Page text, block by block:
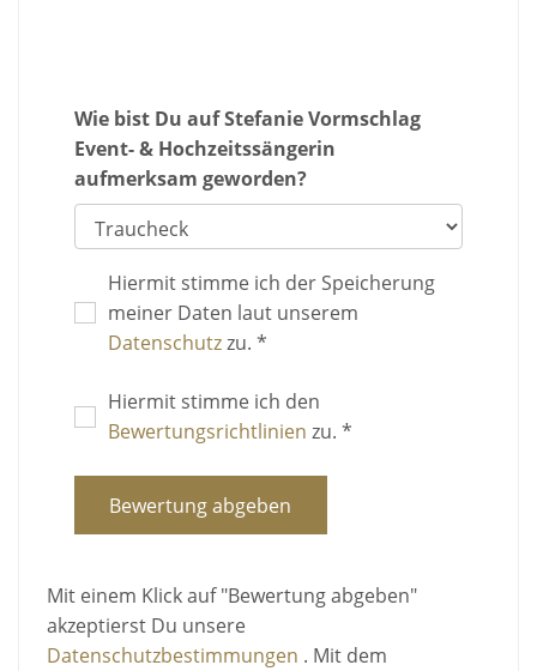
Wie bist Du auf Stefanie Vormschlag
Event- & Hochzeitssängerin
aufmerksam geworden?
Hiermit stimme ich der Speicherung
meiner Daten laut unserem
Datenschutzzu. *
Hiermit stimme ich den
Bewertungsrichtlinien zu. *
Bewertung abgeben
Mit einem Klick auf "Bewertung abgeben"
akzeptierst Du unsere
Datenschutzbestimmungen . Mit dem